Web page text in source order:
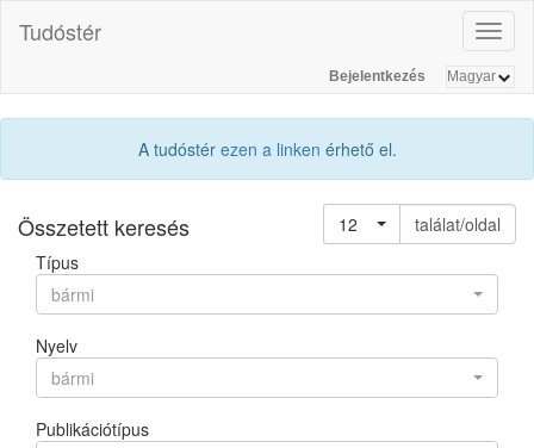
Tudóstér
Bejelentkezés
A tudóstér ezen a linken érhető el.
Összetett keresés 12
találat/oldal
Típus
bármi
Nyelv
bármi
Publikációtípus